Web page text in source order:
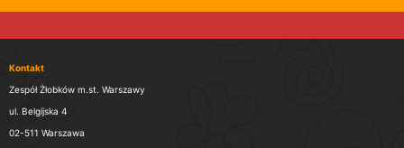
Kontakt
Zespół Żłobków m.st. Warszawy
ul. Belgijska 4
02-511 Warszawa